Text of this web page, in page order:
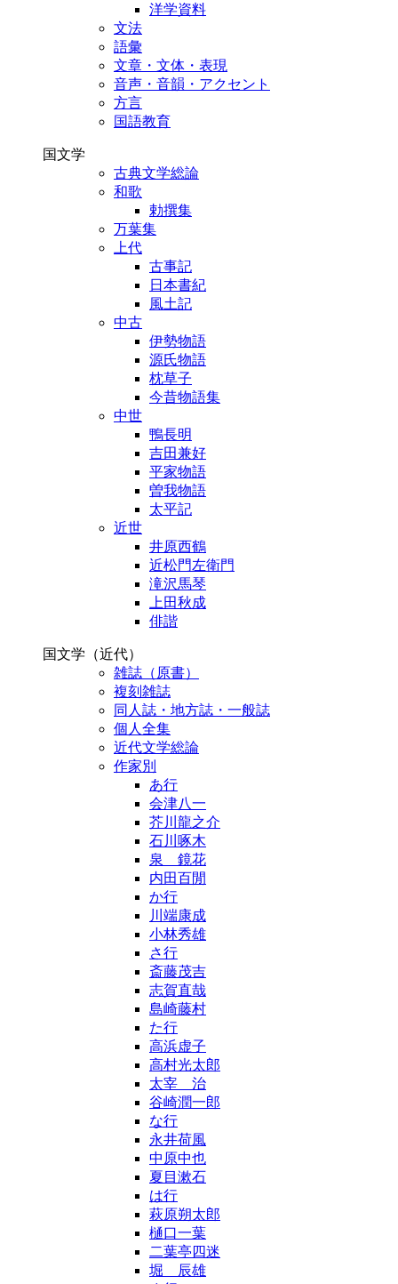
洋学資料
文法
語彙
文章・文体・表現
音声・音韻・アクセント
方言
国語教育
国文学
古典文学総論
和歌
勅撰集
万葉集
上代
古事記
日本書紀
風土記
中古
伊勢物語
源氏物語
枕草子
今昔物語集
中世
鴨長明
吉田兼好
平家物語
曽我物語
太平記
近世
井原西鶴
近松門左衛門
滝沢馬琴
上田秋成
俳諧
国文学（近代）
雑誌（原書）
複刻雑誌
同人誌・地方誌・一般誌
個人全集
近代文学総論
作家別
あ行
会津八一
芥川龍之介
石川啄木
泉 鏡花
内田百閒
か行
川端康成
小林秀雄
さ行
斎藤茂吉
志賀直哉
島崎藤村
た行
高浜虚子
高村光太郎
太宰 治
谷崎潤一郎
な行
永井荷風
中原中也
夏目漱石
は行
萩原朔太郎
樋口一葉
二葉亭四迷
堀 辰雄